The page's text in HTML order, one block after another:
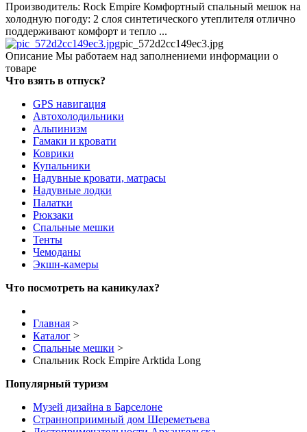
Производитель: Rock Empire Комфортный спальный мешок на
холодную погоду: 2 слоя синтетического утеплителя отлично
поддерживают комфорт и тепло ...
pic_572d2cc149ec3.jpg
Описание Мы работаем над заполнениеми информации о
товаре
Что взять в отпуск?
GPS навигация
Автохолодильники
Альпинизм
Гамаки и кровати
Коврики
Купальники
Надувные кровати, матрасы
Надувные лодки
Палатки
Рюкзаки
Спальные мешки
Тенты
Чемоданы
Экшн-камеры
Что посмотреть на каникулах?
Главная >
Каталог >
Спальные мешки >
Спальник Rock Empire Arktida Long
Популярный туризм
Музей дизайна в Барселоне
Странноприимный дом Шереметьева